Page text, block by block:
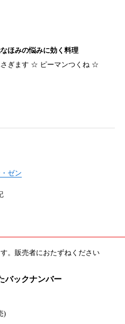
ほみの悩みに効く料理
さぎます ☆ ピーマンつくね ☆
ゼン
。販売者におたずねください
バックナンバー
)